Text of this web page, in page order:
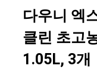
다우니 엑
클린 초고
1.05L, 3개